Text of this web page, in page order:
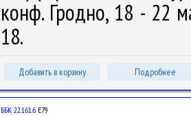
конф. Гродно, 18 - 22
18.
Добавить в корзину Подробнее
ББК 22.161.6 Е79